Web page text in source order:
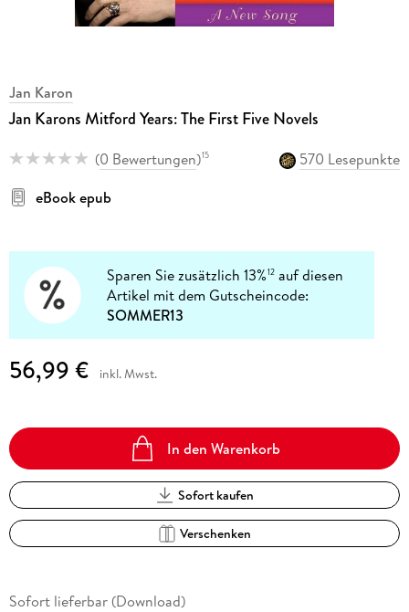
Jan Karon
Jan Karons Mitford Years: The First Five Novels
(0 Bewertungen)15
570 Lesepunkte
eBook epub
Sparen Sie zusätzlich 13%12 auf diesen
Artikel mit dem Gutscheincode:
SOMMER13
56,99 € inkl. Mwst.
In den Warenkorb
Sofort kaufen
Verschenken
Sofort lieferbar (Download)